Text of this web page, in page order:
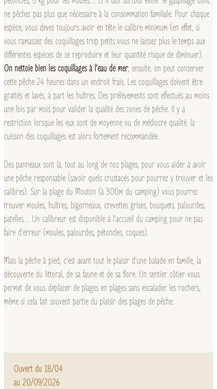
ne pêchez pas plus que nécessaire à la consommation familiale. Pour chaque
espèce, vous devez toujours avoir en tête le calibre minimum (en effet, si
vous ramassez des coquillages trop petits vous ne laissez plus le temps aux
différentes espèces de se reproduire et leur quantité risque de diminuer).
On nettoie bien les coquillages à l’eau de mer, ensuite, on peut conserver
cette pêche 24 heures dans un endroit frais. Les coquillages doivent être
grattés et lavés, à part les huîtres. Des prélèvements sont effectués au moins
une fois par mois pour valider la qualité des zones de pêche. Il y a
restriction lorsque les eux sont de moyenne ou de médiocre qualité, la
cuisson des coquillages est alors fortement recommandée.
Des panneaux sont là, tout au long de nos plages, pour vous aider à avoir
une pêche responsable (savoir quels crustacés pour pourrez y trouver et les
calibres). Sur la plage du Mouton (à 300m du camping) vous pourrez
trouver moules, huîtres, bigorneaux, crevettes grises, bouquets, palourdes,
patelles… Un calibreur est disponible à l’accueil du camping pour ne pas
faire d’erreur (moules, palourdes, pétoncles, coques).
Mais la pêche à pied, c’est avant tout le plaisir d’une balade en famille, la
découverte du littoral, de sa faune et de sa flore. Un sentier côtier vous
permet de vous déplacer de plages en plages sans escalader les rochers,
même si cela fait souvent partie du plaisir des plages de pêche.
Ouvert du 18/04
au 20/09/2026